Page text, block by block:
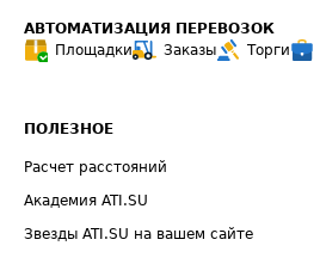
АВТОМАТИЗАЦИЯ ПЕРЕВОЗОК
Площадки
Заказы Торги
ПОЛЕЗНОЕ
Расчет расстояний
Академия ATI.SU
Звезды ATI.SU на вашем сайте